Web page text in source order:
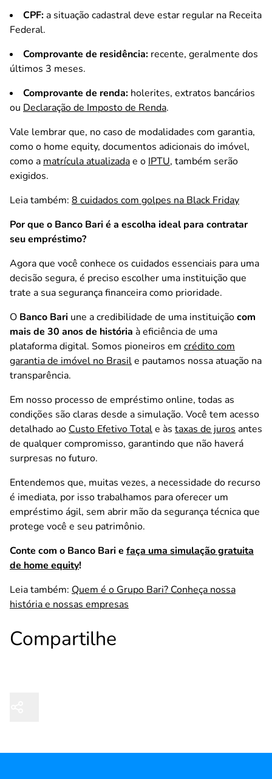
CPF:a situação cadastral deve estar regular na Receita
Federal.
Comprovante de residência: recente, geralmente dos
últimos 3 meses.
Comprovante de renda: holerites, extratos bancários
ou Declaração de Imposto de Renda.
Vale lembrar que, no caso de modalidades com garantia,
como o home equity, documentos adicionais do imóvel,
como a matrícula atualizadae o IPTU, também serão
exigidos.
Leia também: 8 cuidados com golpes na Black Friday
Por que o Banco Bari é a escolha ideal para contratar
seu empréstimo?
Agora que você conhece os cuidados essenciais para uma
decisão segura, é preciso escolher uma instituição que
trate a sua segurança financeira como prioridade.
O Banco Bari une a credibilidade de uma instituiçãocom
mais de 30 anos de história à eficiência de uma
plataforma digital. Somos pioneiros em crédito com
garantia de imóvel no Brasile pautamos nossa atuação na
transparência.
Em nosso processo de empréstimo online, todas as
condições são claras desde a simulação. Você tem acesso
detalhado ao Custo Efetivo Totale às taxas de juros antes
de qualquer compromisso, garantindo que não haverá
surpresas no futuro.
Entendemos que, muitas vezes, a necessidade do recurso
é imediata, por isso trabalhamos para oferecer um
empréstimo ágil, sem abrir mão da segurança técnica que
protege você e seu patrimônio.
Conte com o Banco Bari e faça uma simulação gratuita
de home equity!
Leia também: Quem é o Grupo Bari? Conheça nossa
história e nossas empresas
Compartilhe